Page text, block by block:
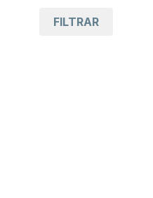
FILTRAR